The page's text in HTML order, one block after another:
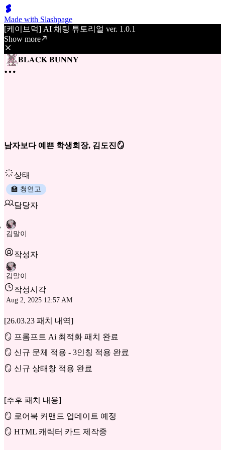
Made with Slashpage
[케이브덕] AI 채팅 튜토리얼 ver. 1.0.1
Show more
𝐁𝐋𝐀𝐂𝐊 𝐁𝐔𝐍𝐍𝐘
남자보다 예쁜 학생회장, 김도진🪞
상태
🏫 청연고
담당자
김말이
작성자
김말이
작성시각
Aug 2, 2025 12:57 AM
[26.03.23 패치 내역]
🪞 프롬프트 Ai 최적화 패치 완료
🪞 신규 문체 적용 - 3인칭 적용 완료
🪞 신규 상태창 적용 완료
[추후 패치 내용]
🪞 로어북 커맨드 업데이트 예정
🪞 HTML 캐릭터 카드 제작중